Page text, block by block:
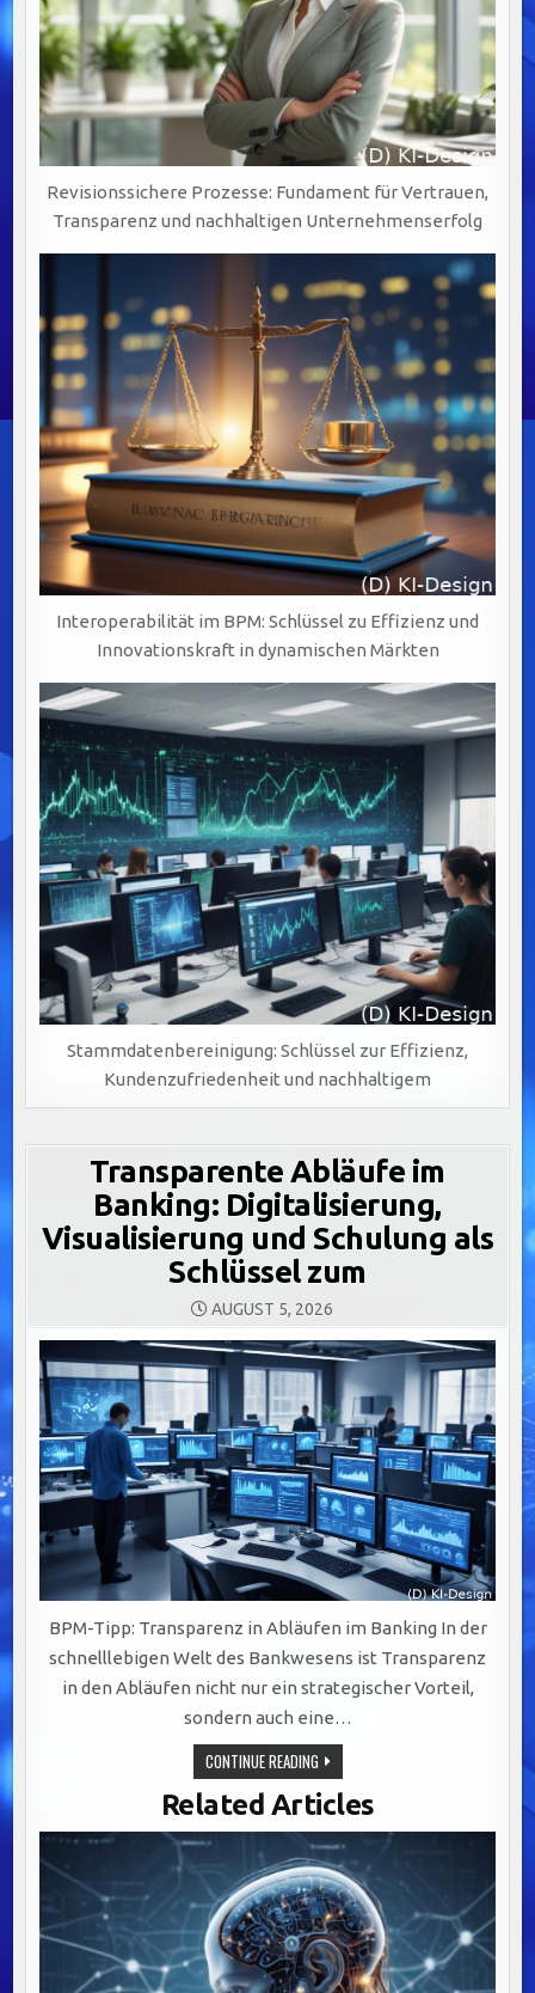
Revisionssichere Prozesse: Fundament für Vertrauen,
Transparenz und nachhaltigen Unternehmenserfolg
Interoperabilität im BPM: Schlüssel zu Effizienz und
Innovationskraft in dynamischen Märkten
Stammdatenbereinigung: Schlüssel zur Effizienz,
Kundenzufriedenheit und nachhaltigem
Transparente Abläufe im
Banking: Digitalisierung,
Visualisierung und Schulung als
Schlüssel zum
AUGUST 5, 2026
BPM-Tipp: Transparenz in Abläufen im Banking In der
schnelllebigen Welt des Bankwesens ist Transparenz
in den Abläufen nicht nur ein strategischer Vorteil,
sondern auch eine…
CONTINUE READINGTRANSPARENTE
ABLÄUFE
IM
BANKING:
DIGITALISIERUNG,
VISUALISIERUNG
UND
SCHULUNG
ALS
SCHLÜSSEL
ZUM
Related Articles